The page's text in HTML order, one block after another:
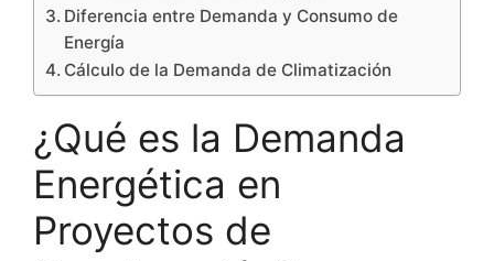
Diferencia entre Demanda y Consumo de
Energía
Cálculo de la Demanda de Climatización
¿Qué es la Demanda
Energética en
Proyectos de